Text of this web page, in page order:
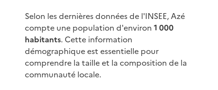
Selon les dernières données de l'INSEE, Azé
compte une population d'environ 1 000
habitants. Cette information
démographique est essentielle pour
comprendre la taille et la composition de la
communauté locale.